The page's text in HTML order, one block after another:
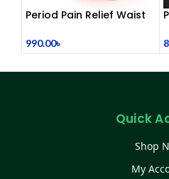
Period Pain Relief Waist
990.00৳
Quick
Shop
My